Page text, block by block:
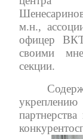
м.н.,
офицер
своими
секции.